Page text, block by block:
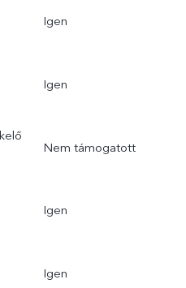
Igen
Igen
Nem támogatott
Igen
Igen